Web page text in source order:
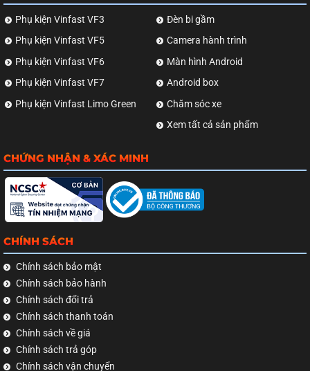
Phụ kiện Vinfast VF3
Phụ kiện Vinfast VF5
Phụ kiện Vinfast VF6
Phụ kiện Vinfast VF7
Phụ kiện Vinfast Limo Green
Đèn bi gầm
Camera hành trình
Màn hình Android
Android box
Chăm sóc xe
Xem tất cả sản phẩm
CHỨNG NHẬN & XÁC MINH
CHÍNH SÁCH
Chính sách bảo mật
Chính sách bảo hành
Chính sách đổi trả
Chính sách thanh toán
Chính sách về giá
Chính sách trả góp
Chính sách vận chuyển